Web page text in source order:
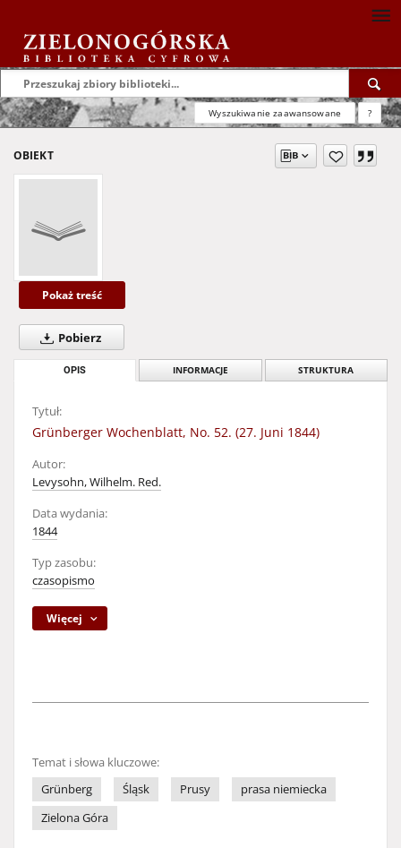
Wyszukiwanie zaawansowane ?
OBIEKT
Pokaż treść
Pobierz
OPIS INFORMACJE STRUKTURA
Tytuł:
Grünberger Wochenblatt, No. 52. (27. Juni 1844)
Autor:
Levysohn, Wilhelm. Red.
Data wydania:
1844
Typ zasobu:
czasopismo
Więcej
Temat i słowa kluczowe:
Grünberg
Śląsk Prusy
prasa niemiecka
Zielona Góra